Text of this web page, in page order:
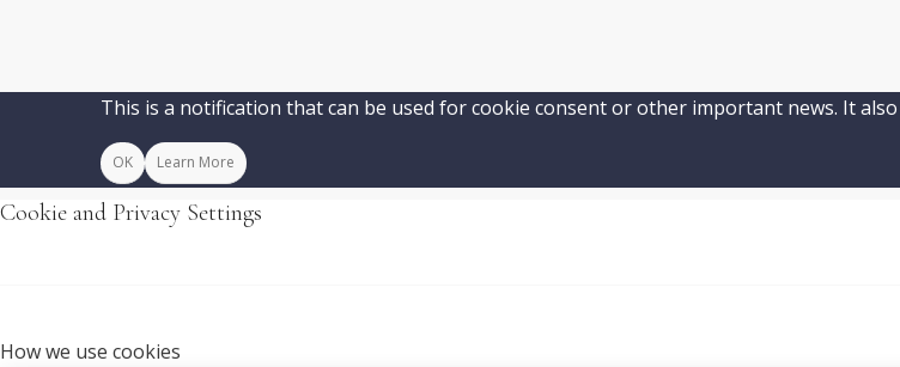
This is a notification that can be used for cookie consent or other important news. It
OK Learn More
Cookie and Privacy Settings
How we use cookies